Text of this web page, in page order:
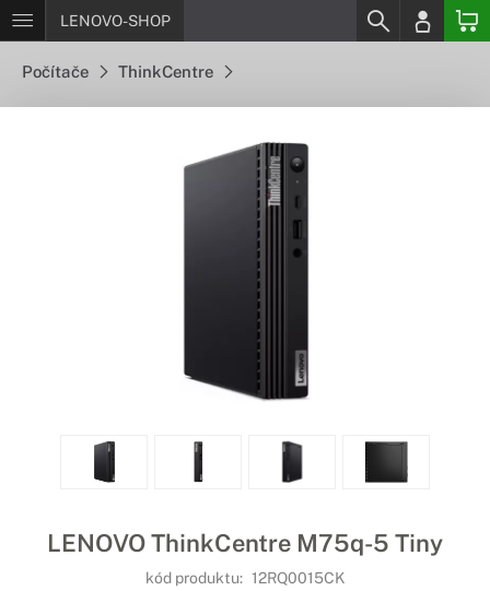
LENOVO-SHOP
Počítače ThinkCentre
LENOVO ThinkCentre M75q-5 Tiny
kód produktu: 12RQ0015CK